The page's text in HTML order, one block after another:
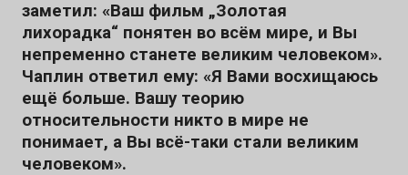
знати учасникам: 💡 Конкурс створений не
лише для змагання за призи, а передусім —
для отримання інвестицій і зростання
інноваційного бізнесу. Конкурс та захід
проходить англійською мовою. Учасники
отримують: 🤝 можливість презентувати
заметил: «Ваш фильм „Золотая
лихорадка“ понятен во всём мире, и Вы
непременно станете великим человеком».
Чаплин ответил ему: «Я Вами восхищаюсь
ещё больше. Вашу теорию
относительности никто в мире не
понимает, а Вы всё-таки стали великим
человеком».